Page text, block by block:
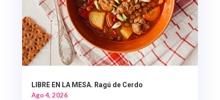
LIBRE EN LA MESA. Ragú de Cerdo
Ago 4, 2026